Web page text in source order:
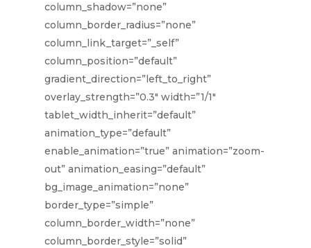
column_shadow=”none”
column_border_radius=”none”
column_link_target=”_self”
column_position=”default”
gradient_direction=”left_to_right”
overlay_strength=”0.3″ width=”1/1″
tablet_width_inherit=”default”
animation_type=”default”
enable_animation=”true” animation=”zoom-
out” animation_easing=”default”
bg_image_animation=”none”
border_type=”simple”
column_border_width=”none”
column_border_style=”solid”